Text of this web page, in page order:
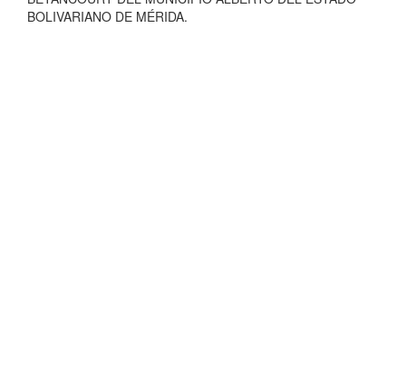
BOLIVARIANO DE MÉRIDA.